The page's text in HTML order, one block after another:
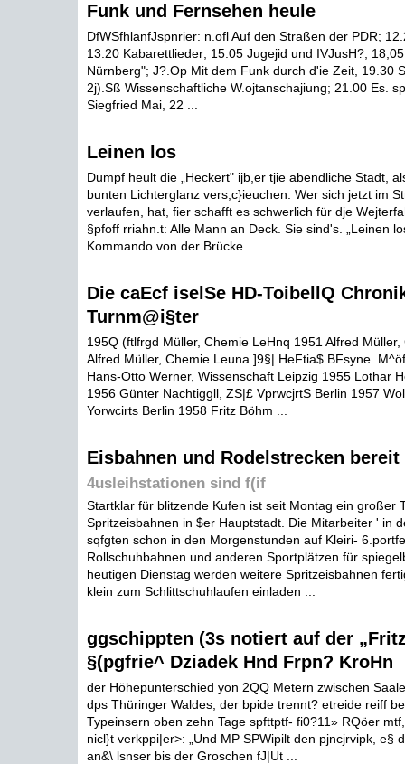
Funk und Fernsehen heule
DfWSfhlanfJspnrier: n.ofl Auf den Straßen der PDR;
13.20 Kabarettlieder; 15.05 Jugejid und IVJusH?;
Nürnberg"; J?.Op Mit dem Funk durch d'ie Zeit, 19.30
2j).Sß Wissenschaftliche W.ojtanschajiung; 21.00 Es.
Siegfried Mai, 22 ...
Leinen los
Dumpf heult die „Heckert" ijb,er tjie abendliche Stadt,
bunten Lichterglanz vers,c}ieuchen. Wer sich jetzt im
verlaufen, hat, fier schafft es schwerlich für dje
§pfoff rriahn.t: Alle Mann an Deck. Sie sind's. „Leinen
Kommando von der Brücke ...
Die caEcf iselSe HD-ToibellQ
Turnm@i§ter
195Q (ftlfrgd Müller, Chemie LeHnq 1951 Alfred
Alfred Müller, Chemie Leuna ]9§| HeFtia$ BFsyne.
Hans-Otto Werner, Wissenschaft Leipzig 1955 Lothar
1956 Günter Nachtiggll, ZS|£ VprwcjrtS Berlin 1957
Yorwcirts Berlin 1958 Fritz Böhm ...
Eisbahnen und Rodelstrecken bereit
4usleihstationen sind f(if
Startklar für blitzende Kufen ist seit Montag ein großer
Spritzeisbahnen in $er Hauptstadt. Die Mitarbeiter ' in
sqfgten schon in den Morgenstunden auf Kleiri-
Rollschuhbahnen und anderen Sportplätzen für
heutigen Dienstag werden weitere Spritzeisbahnen
klein zum Schlittschuhlaufen einladen ...
ggschippten (3s notiert auf der
§(pgfrie^ Dziadek Hnd Frpn? KroHn
der Höhepunterschied yon 2QQ Metern zwischen
dps Thüringer Waldes, der bpide trennt? etreide reiff
Typeinsern oben zehn Tage spfttptf- fi0?11» RQöer
nicl}t verkppi|er>: „Und MP SPWipilt den pjncjrvipk, e§
an&\ lsnser bis der Groschen fJ|Ut ...